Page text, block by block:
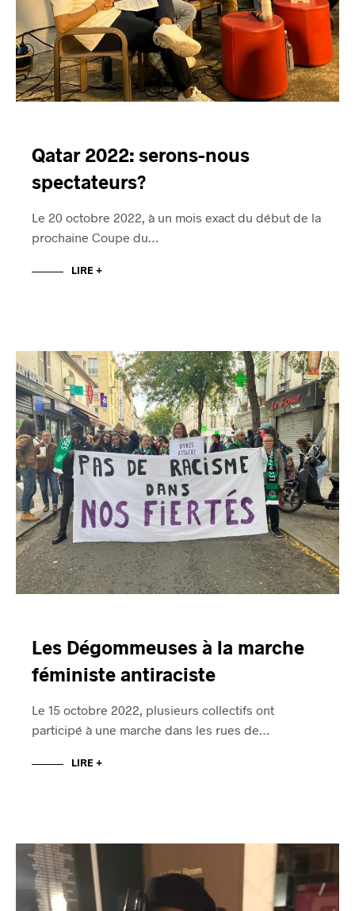
Qatar 2022: serons-nous
spectateurs?
Le 20 octobre 2022, à un mois exact du début de la
prochaine Coupe du…
LIRE +
Les Dégommeuses à la marche
féministe antiraciste
Le 15 octobre 2022, plusieurs collectifs ont
participé à une marche dans les rues de…
LIRE +